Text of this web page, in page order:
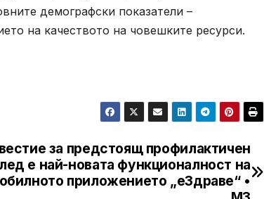
демографски показатели –
на качеството на човешките ресурси.
за предстоящ профилактичен
е най-новата функционалност на
приложението „еЗдраве“ •